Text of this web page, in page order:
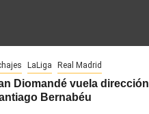
LaLiga Real Madrid
Diomandé vuela dirección
Bernabéu